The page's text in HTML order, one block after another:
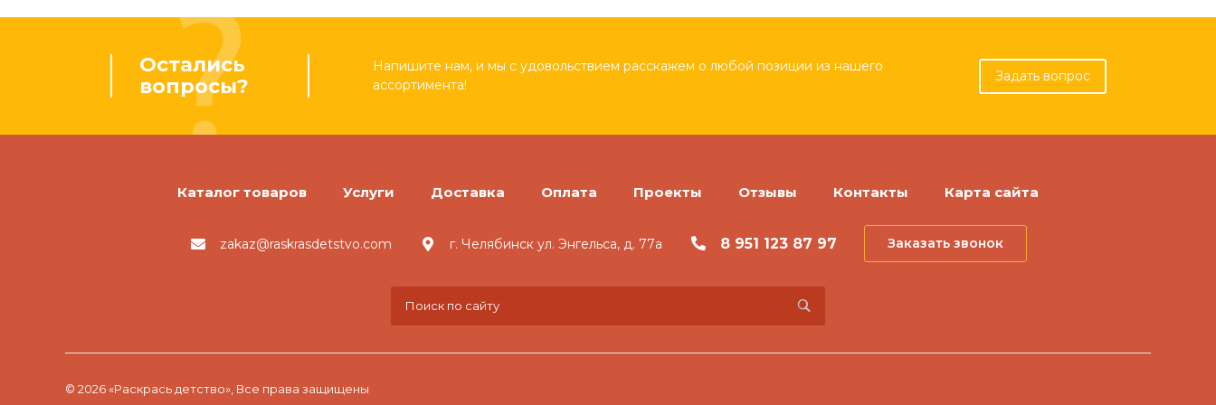
Остались
вопросы?
Напишите нам, и мы с удовольствием расскажем о любой позиции из нашего
ассортимента!
Задать вопрос
Каталог товаров Услуги Доставка Оплата Проекты Отзывы Контакты Карта сайта
zakaz@raskrasdetstvo.com г. Челябинск ул. Энгельса, д. 77а 8 951 123 87 97 Заказать звонок
© 2026 «Раскрась детство», Все права защищены